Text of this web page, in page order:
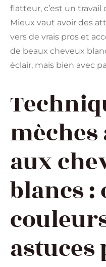
flatteur, c’est un
Mieux vaut avoir des
vers de vrais pros et
de beaux cheveux
éclair, mais bien avec
mèches
aux
blancs :
astuces